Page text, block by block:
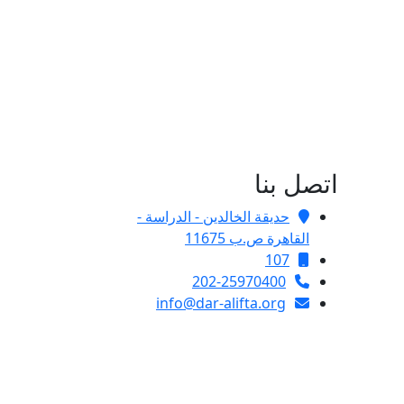
اتصل بنا
حديقة الخالدين - الدراسة -
القاهرة ص.ب 11675
107
202-25970400
info@dar-alifta.org